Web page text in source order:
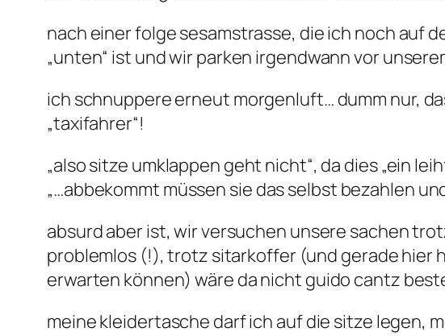
nach einer folge sesamstrasse, die ich noch auf
„unten“ ist und wir parken irgendwann vor
ich schnuppere erneut morgenluft… dumm nur,
„taxifahrer“!
„also sitze umklappen geht nicht“, da dies „ein
„…abbekommt müssen sie das selbst bezahlen
absurd aber ist, wir versuchen unsere sachen
problemlos (!), trotz sitarkoffer (und gerade hier
erwarten können) wäre da nicht guido cantz
meine kleidertasche darf ich auf die sitze legen,